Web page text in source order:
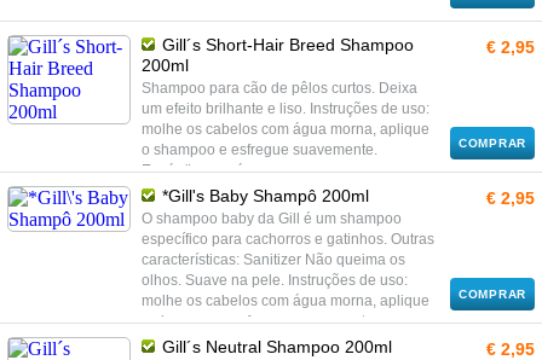
Gill´s Short-Hair Breed Shampoo
200ml
Shampoo para cão de pêlos curtos. Deixa
um efeito brilhante e liso. Instruções de uso:
molhe os cabelos com água morna, aplique
o shampoo e esfregue suavemente.
Enxágüe com água morna
€ 2,95
COMPRAR
*Gill's Baby Shampô 200ml
O shampoo baby da Gill é um shampoo
específico para cachorros e gatinhos. Outras
características: Sanitizer Não queima os
olhos. Suave na pele. Instruções de uso:
molhe os cabelos com água morna, aplique
o shampoo e esfregue suavemente.
Enxágüe com água morna
€ 2,95
COMPRAR
Gill´s Neutral Shampoo 200ml € 2,95